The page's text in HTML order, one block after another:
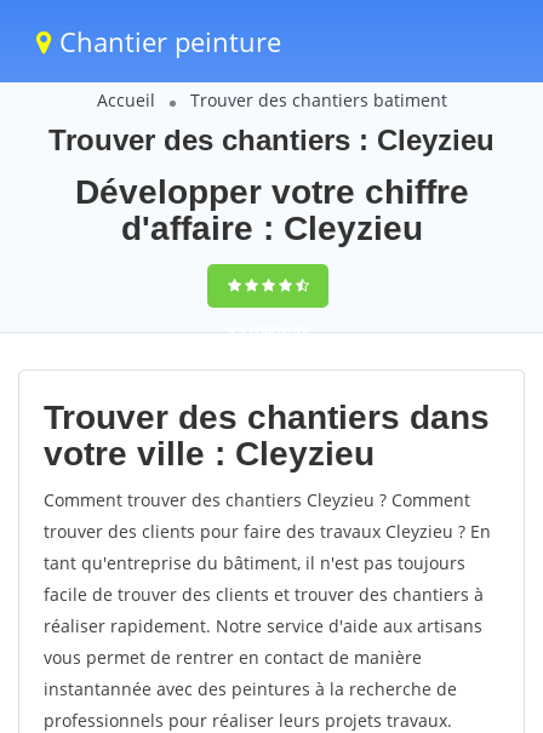
Chantier peinture
Accueil Trouver des chantiers batiment
Trouver des chantiers : Cleyzieu
Développer votre chiffre
d'affaire : Cleyzieu
9,5(100%)59
votes
Trouver des chantiers dans
votre ville : Cleyzieu
Comment trouver des chantiers Cleyzieu ? Comment
trouver des clients pour faire des travaux Cleyzieu ? En
tant qu'entreprise du bâtiment, il n'est pas toujours
facile de trouver des clients et trouver des chantiers à
réaliser rapidement. Notre service d'aide aux artisans
vous permet de rentrer en contact de manière
instantannée avec des peintures à la recherche de
professionnels pour réaliser leurs projets travaux.